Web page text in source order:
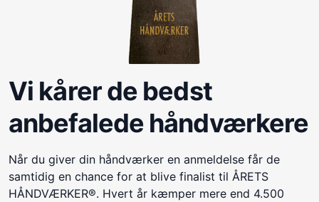
Vi kårer de bedst
anbefalede håndværkere
Når du giver din håndværker en anmeldelse får de
samtidig en chance for at blive finalist til ÅRETS
HÅNDVÆRKER®. Hvert år kæmper mere end 4.500